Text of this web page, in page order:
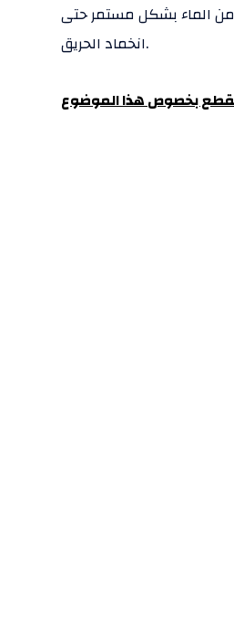
من الماء بشكل مستمر حتى
انخماد الحريق.
بخصوص هذا الموضوع